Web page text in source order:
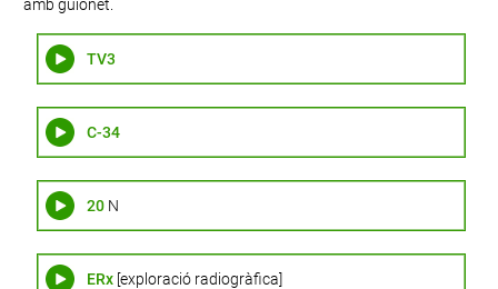
amb guionet.
TV3
C-34
20N
ERx[exploració radiogràfica]